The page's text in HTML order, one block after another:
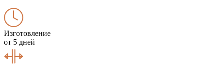
Изготовление
от 5 дней